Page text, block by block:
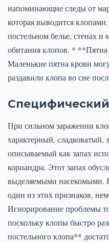
напоминающие следы от
которая выводится
постельном белье, стенах и
обитания клопов. *
Маленькие пятна крови
раздавили клопа во сне
Специфический
При сильном заражении
характерный, сладковатый,
описываемый как запах
кориандра. Этот запах
выделяемыми насекомыми.
один из этих признаков,
Игнорирование проблемы
поскольку клопы быстро
постельного клопа**